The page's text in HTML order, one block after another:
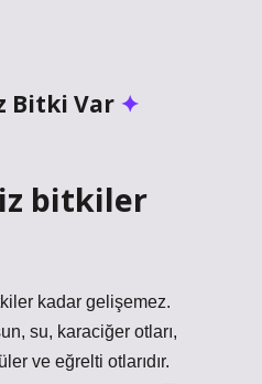
Bitki Var
bitkiler
kadar gelişemez.
su, karaciğer otları,
ve eğrelti otlarıdır.